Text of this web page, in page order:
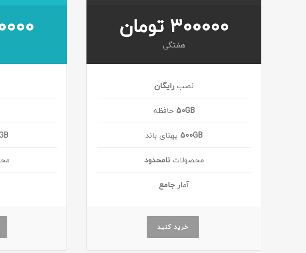
300000 تومان
هفتگی
نصبرایگان
50GBحافظه
500GB پهنای باند
محصولاتنامحدود
آمار جامع
خرید کنید